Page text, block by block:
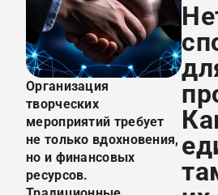
Организация
творческих
мероприятий требует
не только вдохновения,
но и финансовых
ресурсов.